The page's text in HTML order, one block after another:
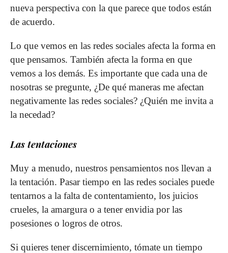
nueva perspectiva con la que parece que todos están
de acuerdo.
Lo que vemos en las redes sociales afecta la forma en
que pensamos. También afecta la forma en que
vemos a los demás. Es importante que cada una de
nosotras se pregunte, ¿De qué maneras me afectan
negativamente las redes sociales? ¿Quién me invita a
la necedad?
Las tentaciones
Muy a menudo, nuestros pensamientos nos llevan a
la tentación. Pasar tiempo en las redes sociales puede
tentarnos a la falta de contentamiento, los juicios
crueles, la amargura o a tener envidia por las
posesiones o logros de otros.
Si quieres tener discernimiento, tómate un tiempo